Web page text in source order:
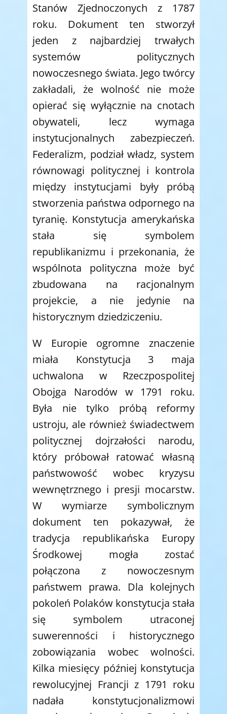
Stanów Zjednoczonych z 1787
roku. Dokument ten stworzył
jeden z najbardziej trwałych
systemów politycznych
nowoczesnego świata. Jego twórcy
zakładali, że wolność nie może
opierać się wyłącznie na cnotach
obywateli, lecz wymaga
instytucjonalnych zabezpieczeń.
Federalizm, podział władz, system
równowagi politycznej i kontrola
między instytucjami były próbą
stworzenia państwa odpornego na
tyranię. Konstytucja amerykańska
stała się symbolem
republikanizmu i przekonania, że
wspólnota polityczna może być
zbudowana na racjonalnym
projekcie, a nie jedynie na
historycznym dziedziczeniu.
W Europie ogromne znaczenie
miała Konstytucja 3 maja
uchwalona w Rzeczpospolitej
Obojga Narodów w 1791 roku.
Była nie tylko próbą reformy
ustroju, ale również świadectwem
politycznej dojrzałości narodu,
który próbował ratować własną
państwowość wobec kryzysu
wewnętrznego i presji mocarstw.
W wymiarze symbolicznym
dokument ten pokazywał, że
tradycja republikańska Europy
Środkowej mogła zostać
połączona z nowoczesnym
państwem prawa. Dla kolejnych
pokoleń Polaków konstytucja stała
się symbolem utraconej
suwerenności i historycznego
zobowiązania wobec wolności.
Kilka miesięcy później konstytucja
rewolucyjnej Francji z 1791 roku
nadała konstytucjonalizmowi